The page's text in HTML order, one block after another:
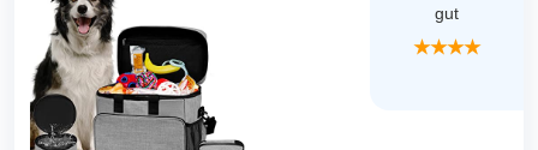
gut
★★★★